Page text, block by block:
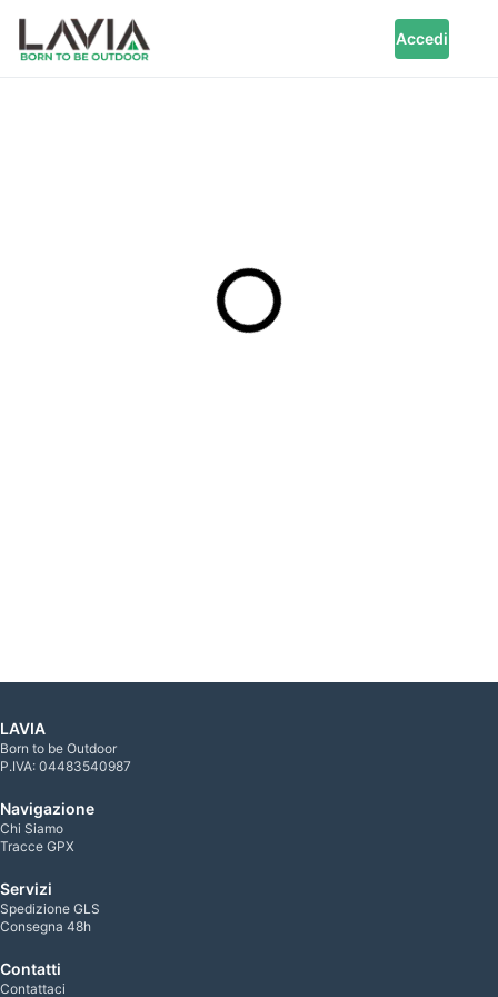
Accedi
LAVIA
Born to be Outdoor
P.IVA: 04483540987
Navigazione
Chi Siamo
Tracce GPX
Servizi
Spedizione GLS
Consegna 48h
Contatti
Contattaci